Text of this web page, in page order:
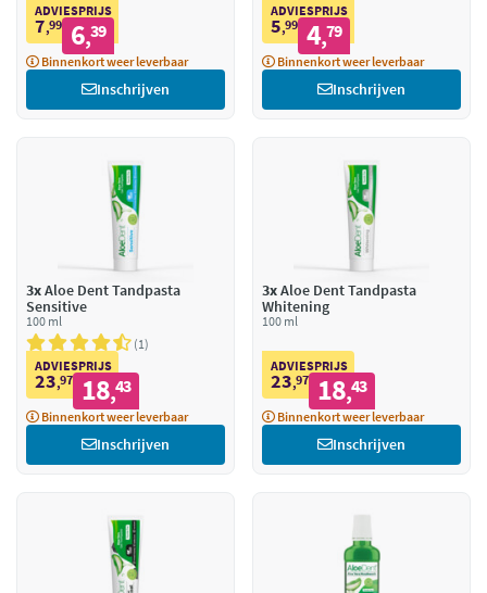
ADVIESPRIJS
7,99 6,39
Binnenkort weer leverbaar
Inschrijven
ADVIESPRIJS
5,99 4,79
Binnenkort weer leverbaar
Inschrijven
3xAloe Dent Tandpasta
Sensitive
100 ml
1
ADVIESPRIJS
23,97 18,43
Binnenkort weer leverbaar
Inschrijven
3xAloe Dent Tandpasta
Whitening
100 ml
ADVIESPRIJS
23,97 18,43
Binnenkort weer leverbaar
Inschrijven